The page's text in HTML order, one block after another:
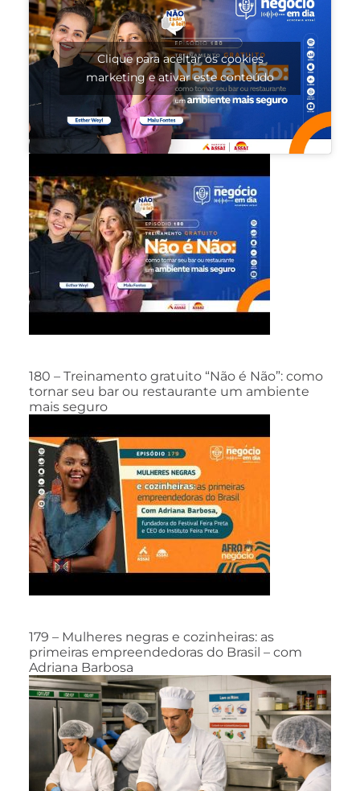
Clique para aceitar os cookies
marketing e ativar este conteúdo
180 – Treinamento gratuito “Não é Não”: como
tornar seu bar ou restaurante um ambiente
mais seguro
179 – Mulheres negras e cozinheiras: as
primeiras empreendedoras do Brasil – com
Adriana Barbosa